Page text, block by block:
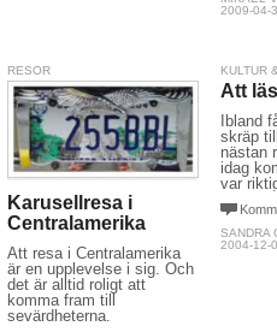
2009-04-
RESOR
Karusellresa i
Centralamerika
Att resa i Centralamerika
är en upplevelse i sig. Och
det är alltid roligt att
komma fram till
sevärdheterna.
KULTUR
Att
Ibland
skräp
nästan
idag
var
SANDRA
2004-12-